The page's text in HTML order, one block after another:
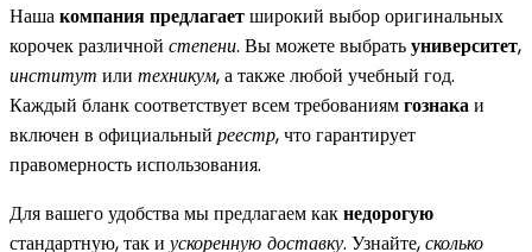
Нашакомпания предлагаетширокий выбор оригинальных
корочек различной степени. Вы можете выбратьуниверситет,
институт или техникум, а также любой учебный год.
Каждый бланк соответствует всем требованиямгознакаи
включен в официальный реестр, что гарантирует
правомерность использования.
Для вашего удобства мы предлагаем какнедорогую
стандартную, так и ускоренную доставку. Узнайте,сколько